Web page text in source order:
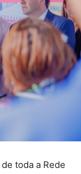
toda a Rede